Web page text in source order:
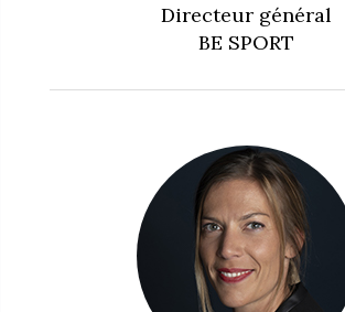
Directeur général
BE SPORT